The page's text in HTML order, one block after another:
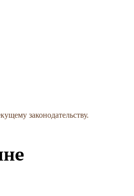
законодательству.